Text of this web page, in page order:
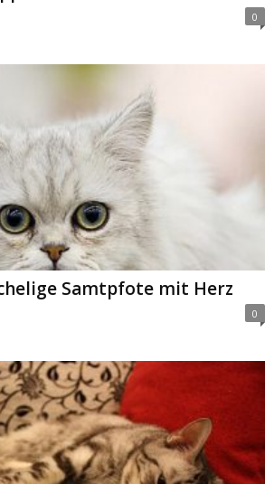
0
Samtpfote mit Herz
0